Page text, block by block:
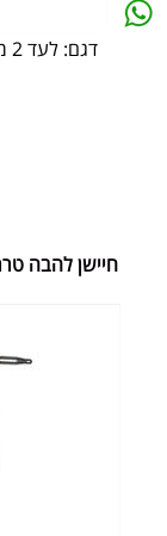
דגם: לעד 2 מקלחות בו זמנית - אחריות לשנתיים